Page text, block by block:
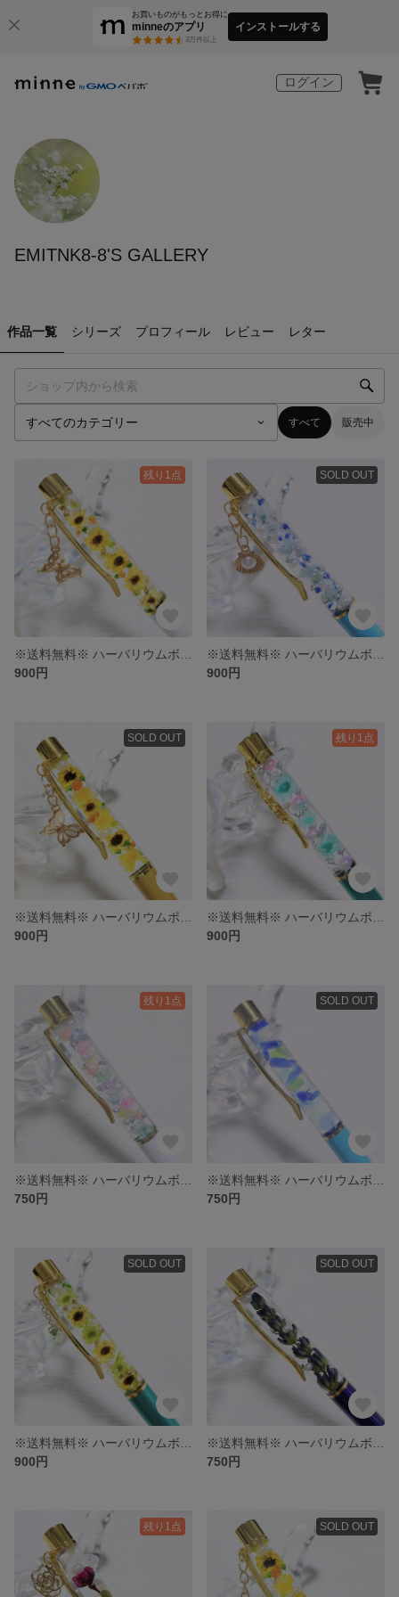
お買いものがもっとお得に
minneのアプリ
3万件以上
インストールする
ログイン
EMITNK8-8'S GALLERY
作品一覧 シリーズ プロフィール レビュー レター
すべて 販売中
残り1点
900円
SOLD OUT
900円
SOLD OUT
900円
残り1点
900円
残り1点
750円
SOLD OUT
750円
SOLD OUT
900円
SOLD OUT
750円
残り1点 SOLD OUT